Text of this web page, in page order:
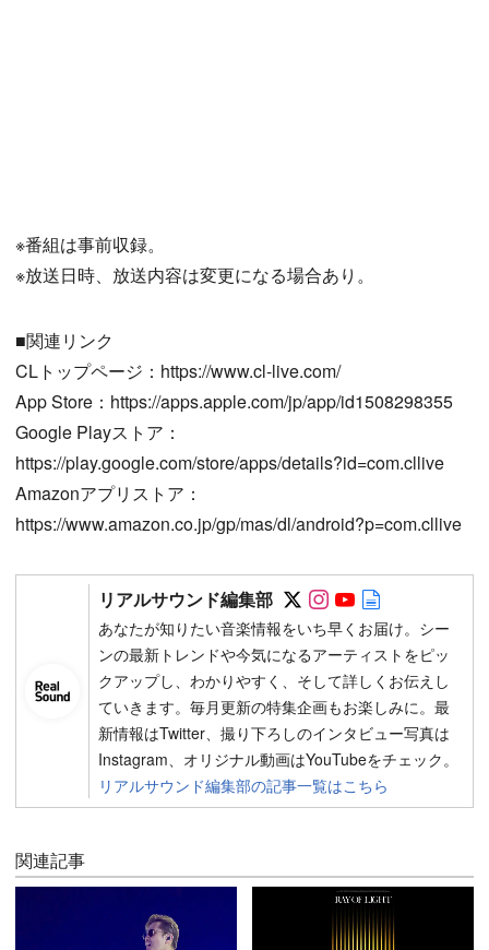
※番組は事前収録。
※放送日時、放送内容は変更になる場合あり。
■関連リンク
CLトップページ：https://www.cl-live.com/
App Store：https://apps.apple.com/jp/app/id1508298355
Google Playストア：
https://play.google.com/store/apps/details?id=com.cllive
Amazonアプリストア：
https://www.amazon.co.jp/gp/mas/dl/android?p=com.cllive
リアルサウンド編集部 Follow on SNS
Follow on SNS
Follow on
あなたが知りたい音楽情報をいち早くお届け。シー
ンの最新トレンドや今気になるアーティストをピッ
クアップし、わかりやすく、そして詳しくお伝えし
ていきます。毎月更新の特集企画もお楽しみに。最
新情報はTwitter、撮り下ろしのインタビュー写真は
Instagram、オリジナル動画はYouTubeをチェック。
リアルサウンド編集部の記事一覧はこちら
関連記事